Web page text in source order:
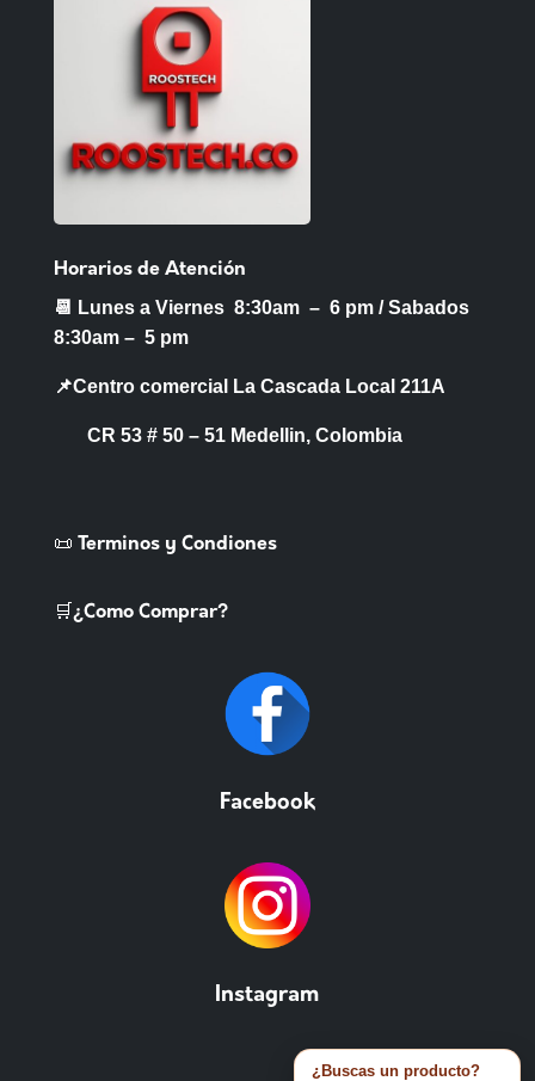
Horarios de Atención
📆 Lunes a Viernes 8:30am – 6 pm /Sabados
8:30am – 5 pm
📌Centro comercial La Cascada Local 211A
CR 53 # 50 – 51 Medellin, Colombia
📜 Terminos y Condiones
🛒¿Como Comprar?
Facebook
Instagram
¿Buscas un producto?